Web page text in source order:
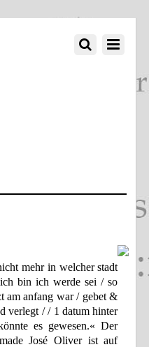
mehr in welcher stadt
bin ich werde sei / so
am anfang war / gebet &
verlegt / / 1 datum hinter
es gewesen.« Der
José Oliver ist auf